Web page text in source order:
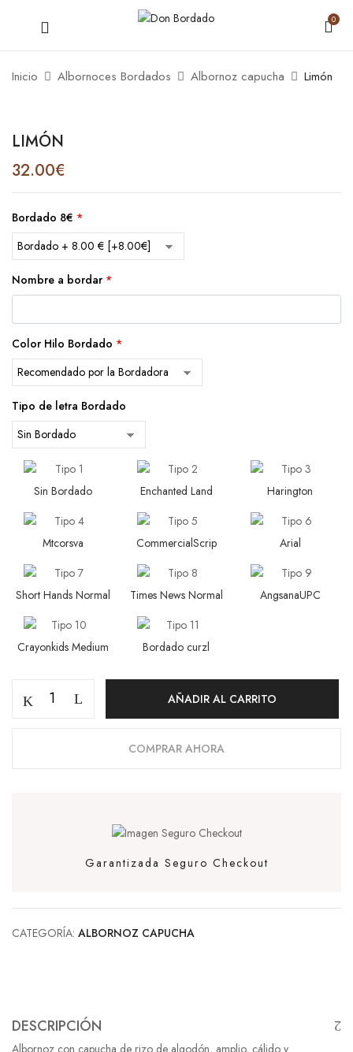
0
Inicio Albornoces Bordados Albornoz capucha Limón
LIMÓN
32.00€
Bordado 8€ *
Nombre a bordar *
Color Hilo Bordado *
Tipo de letra Bordado
Sin Bordado Enchanted Land Harington
Mtcorsva CommercialScrip Arial
Short Hands Normal Times News Normal AngsanaUPC
Crayonkids Medium Bordado curzl
AÑADIR AL CARRITO
COMPRAR AHORA
Garantizada Seguro Checkout
CATEGORÍA: ALBORNOZ CAPUCHA
DESCRIPCIÓN
Albornoz con capucha de rizo de algodón, amplio, cálido y